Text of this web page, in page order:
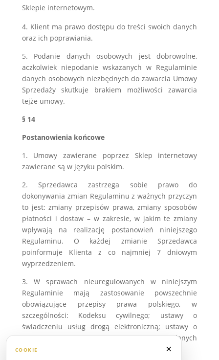
Sklepie internetowym.
4. Klient ma prawo dostępu do treści swoich danych
oraz ich poprawiania.
5. Podanie danych osobowych jest dobrowolne,
aczkolwiek niepodanie wskazanych w Regulaminie
danych osobowych niezbędnych do zawarcia Umowy
Sprzedaży skutkuje brakiem możliwości zawarcia
tejże umowy.
§ 14
Postanowienia końcowe
1. Umowy zawierane poprzez Sklep internetowy
zawierane są w języku polskim.
2. Sprzedawca zastrzega sobie prawo do
dokonywania zmian Regulaminu z ważnych przyczyn
to jest: zmiany przepisów prawa, zmiany sposobów
płatności i dostaw – w zakresie, w jakim te zmiany
wpływają na realizację postanowień niniejszego
Regulaminu. O każdej zmianie Sprzedawca
poinformuje Klienta z co najmniej 7 dniowym
wyprzedzeniem.
3. W sprawach nieuregulowanych w niniejszym
Regulaminie mają zastosowanie powszechnie
obowiązujące przepisy prawa polskiego, w
szczególności: Kodeksu cywilnego; ustawy o
świadczeniu usług drogą elektroniczną; ustawy o
prawach konsumenta, ustawy o ochronie danych
osobowych.
×
COOKIE